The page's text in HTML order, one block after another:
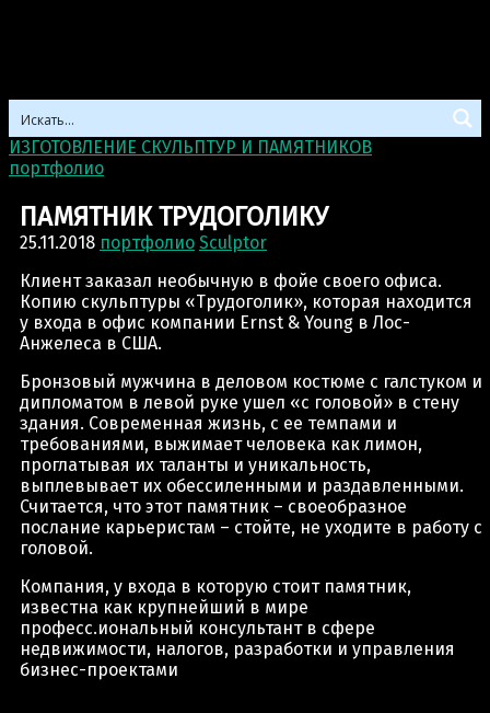
ИЗГОТОВЛЕНИЕ СКУЛЬПТУР И ПАМЯТНИКОВ
портфолио
ПАМЯТНИК ТРУДОГОЛИКУ
25.11.2018 портфолио Sculptor
Клиент заказал необычную в фойе своего офиса.
Копию скульптуры «Трудоголик», которая находится
у входа в офис компании Ernst & Young в Лос-
Анжелеса в США.
Бронзовый мужчина в деловом костюме с галстуком и
дипломатом в левой руке ушел «с головой» в стену
здания. Современная жизнь, с ее темпами и
требованиями, выжимает человека как лимон,
проглатывая их таланты и уникальность,
выплевывает их обессиленными и раздавленными.
Считается, что этот памятник – своеобразное
послание карьеристам – стойте, не уходите в работу с
головой.
Компания, у входа в которую стоит памятник,
известна как крупнейший в мире
професс.иональный консультант в сфере
недвижимости, налогов, разработки и управления
бизнес-проектами